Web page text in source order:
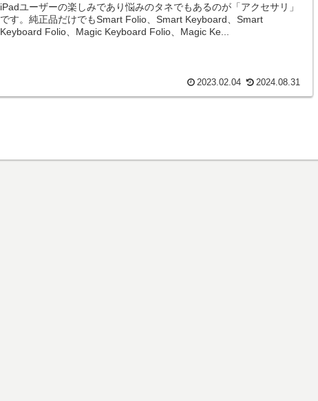
iPadユーザーの楽しみであり悩みのタネでもあるのが「アクセサリ」
です。純正品だけでもSmart Folio、Smart Keyboard、Smart
Keyboard Folio、Magic Keyboard Folio、Magic Ke...
2023.02.04 2024.08.31